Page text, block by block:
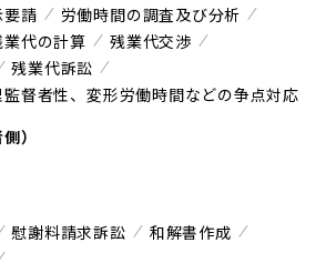
請
労働時間の調査及び分析
代の計算
残業代交渉
残業代訴訟
督者性、変形労働時間などの争点対応
）
慰謝料請求訴訟
和解書作成